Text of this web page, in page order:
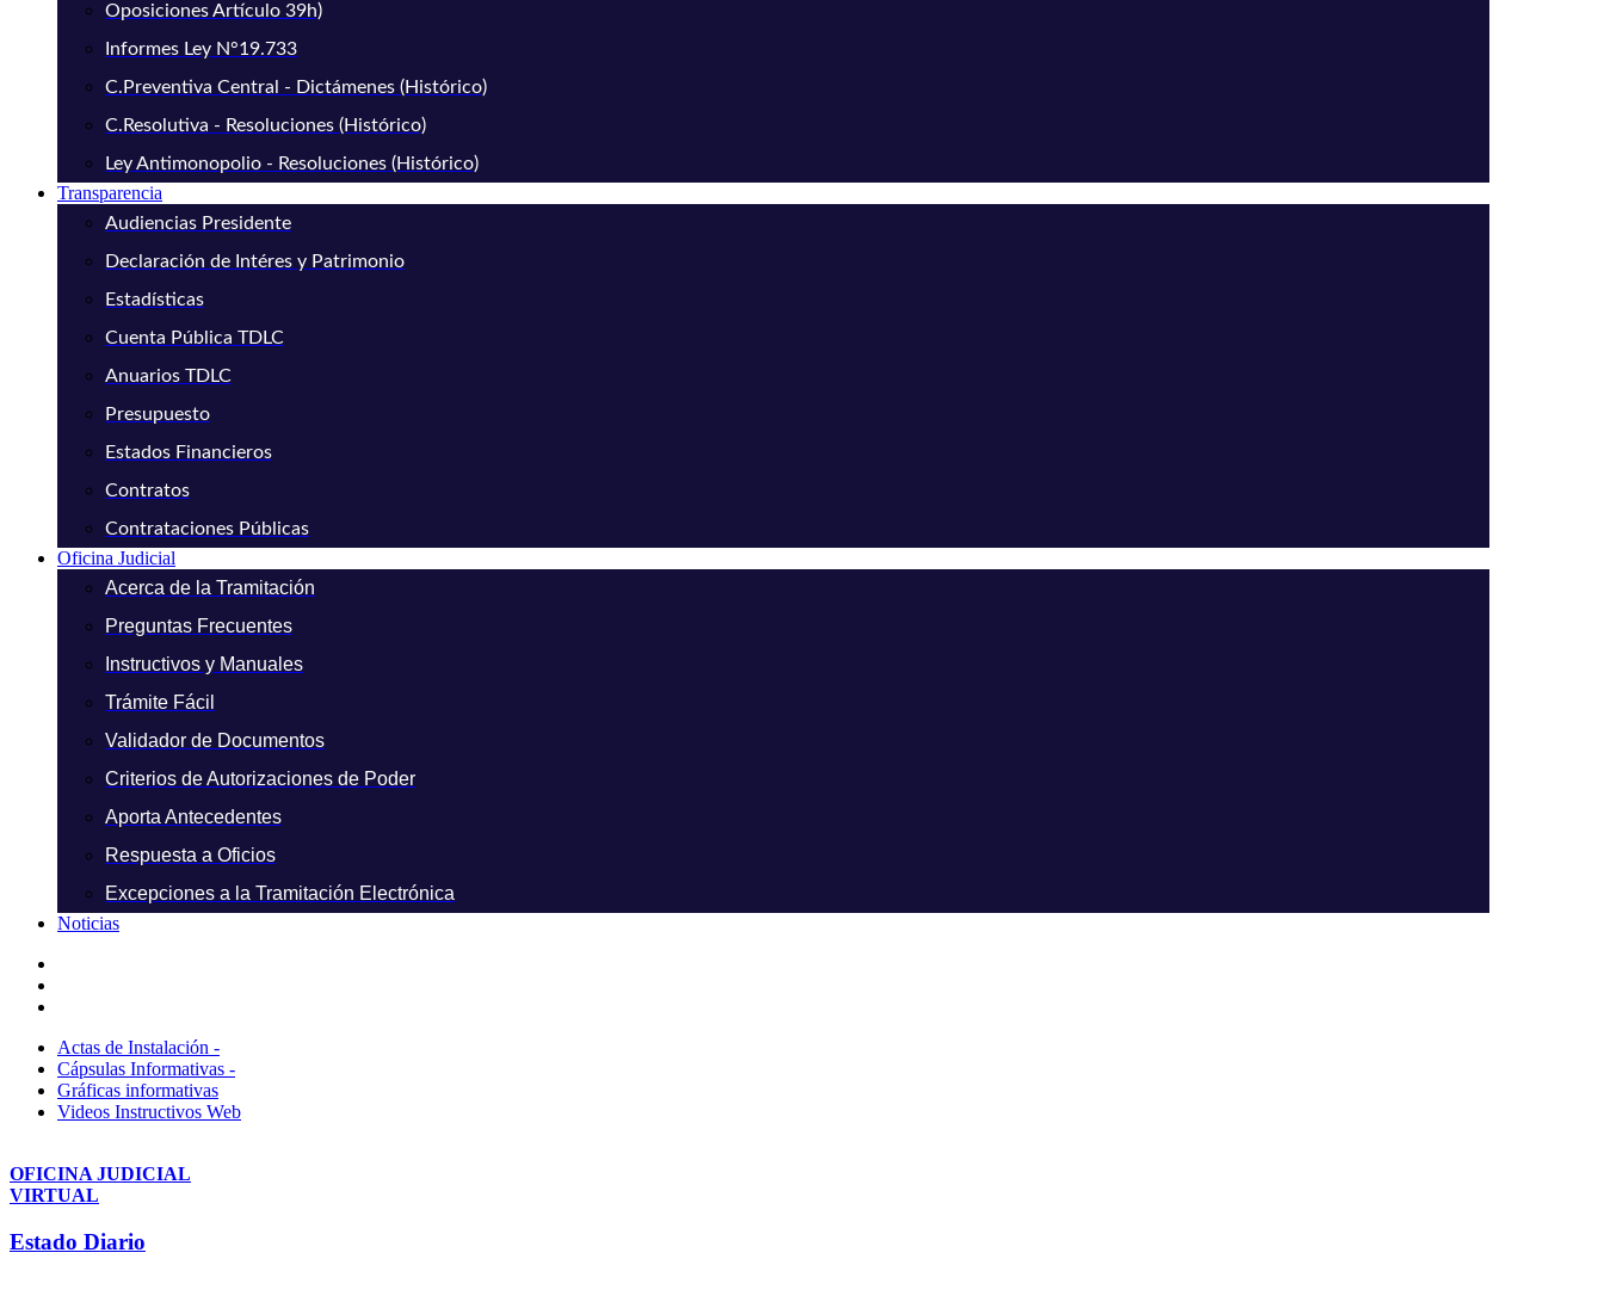
Oposiciones Artículo 39h)
Informes Ley N°19.733
C.Preventiva Central - Dictámenes (Histórico)
C.Resolutiva - Resoluciones (Histórico)
Ley Antimonopolio - Resoluciones (Histórico)
Transparencia
Audiencias Presidente
Declaración de Intéres y Patrimonio
Estadísticas
Cuenta Pública TDLC
Anuarios TDLC
Presupuesto
Estados Financieros
Contratos
Contrataciones Públicas
Oficina Judicial
Acerca de la Tramitación
Preguntas Frecuentes
Instructivos y Manuales
Trámite Fácil
Validador de Documentos
Criterios de Autorizaciones de Poder
Aporta Antecedentes
Respuesta a Oficios
Excepciones a la Tramitación Electrónica
Noticias
Actas de Instalación -
Cápsulas Informativas -
Gráficas informativas
Videos Instructivos Web
OFICINA JUDICIAL
VIRTUAL
Estado Diario